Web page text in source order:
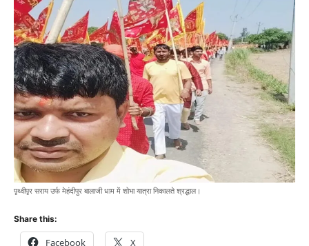
पृथ्वीपृर सराय उर्फ मेहंदीपुर बालाजी धाम में शोभा यात्रा निकालते श्रद्धाल।
Share this:
Facebook X